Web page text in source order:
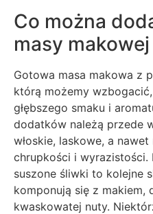
Co można
masy
Gotowa masa makowa z
którą możemy
głębszego smaku i
dodatków należą przede
włoskie, laskowe, a
chrupkości i wyrazistości.
suszone śliwki to kolejne
komponują się z makiem,
kwaskowatej nuty.